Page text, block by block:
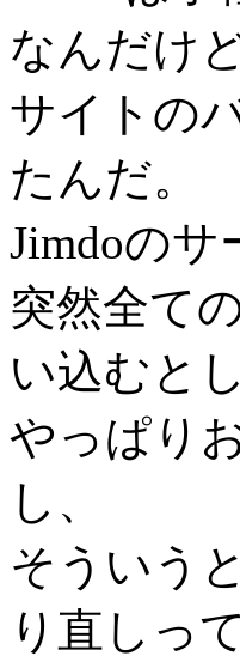
なんだけど
サイトの
たんだ。
Jimdoの
突然全て
い込むと
やっぱり
し、
そういう
り直しって